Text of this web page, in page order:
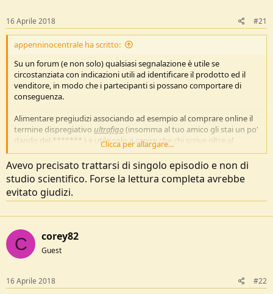
c
u
s
s
i
o
n
o
16 Aprile 2018 #21
appenninocentrale ha scritto:
Su un forum (e non solo) qualsiasi segnalazione è utile se
circostanziata con indicazioni utili ad identificare il prodotto ed il
venditore, in modo che i partecipanti si possano comportare di
conseguenza.
Alimentare pregiudizi associando ad esempio al comprare online il
termine dispregiativo ultrafigo(insomma al tuo amico gli stai un po'
dando del ******* ) e utile solo a capire che chi scrive oltre al
pregiudizio non ha altro di utile da condividere.
Detto per inciso: mi piacciono dei pantaloni Timezone, li posso
comprare da Cisalfa oppure dall' e-commerce on-line del produttore
(Timezone). Il prezzo è lo stesso ma posso scegliere tra più colori e
risparmi consistenti.
Un pregiudizio generalizzato potrebbe scoraggiare le persone a
scoprire opportunità come questa.
Clicca per allargare...
Avevo precisato trattarsi di singolo episodio e non di
studio scientifico. Forse la lettura completa avrebbe
evitato giudizi.
C corey82
Guest
16 Aprile 2018 #22